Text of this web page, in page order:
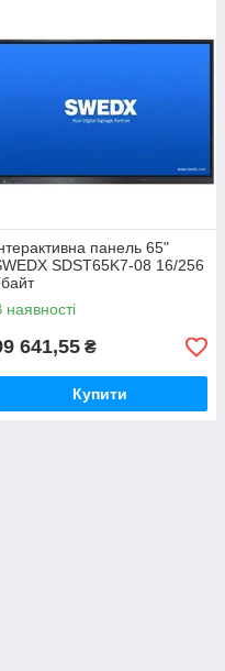
панель 65"
SDST65K7-08 16/256
наявності
641,55 ₴
Купити